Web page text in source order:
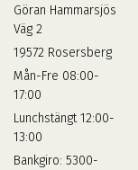
Göran Hammarsjös
Väg 2
19572 Rosersberg
Mån-Fre 08:00-
17:00
Lunchstängt 12:00-
13:00
Bankgiro: 5300-